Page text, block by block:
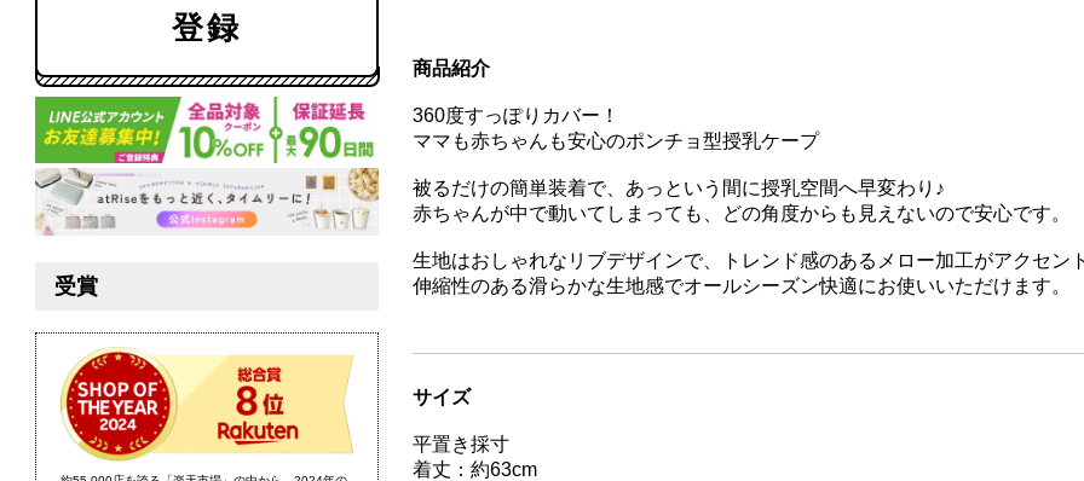
商品紹介
360度すっぽりカバー！
ママも赤ちゃんも安心のポンチョ型授乳ケープ
被るだけの簡単装着で、あっという間に授乳空間へ早変わり♪
赤ちゃんが中で動いてしまっても、どの角度からも見えないので安心です。
生地はおしゃれなリブデザインで、トレンド感のあるメロー加工がアクセン
伸縮性のある滑らかな生地感でオールシーズン快適にお使いいただけます。
サイズ
平置き採寸
着丈：約63cm